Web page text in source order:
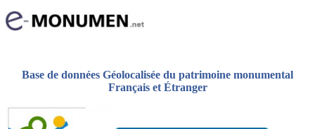
Base de données Géolocalisée du patrimoine monumental
Français et Étranger